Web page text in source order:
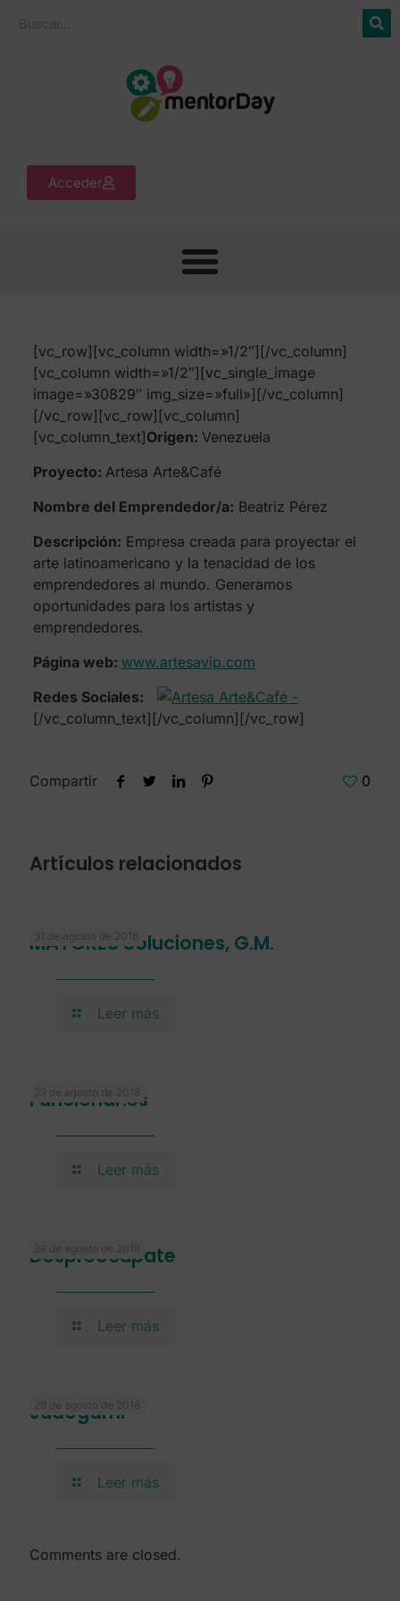
Acceder
[vc_row][vc_column width=»1/2″][/vc_column]
[vc_column width=»1/2″][vc_single_image
image=»30829″ img_size=»full»][/vc_column]
[/vc_row][vc_row][vc_column]
[vc_column_text]Origen: Venezuela
Proyecto: Artesa Arte&Café
Nombre del Emprendedor/a: Beatriz Pérez
Descripción: Empresa creada para proyectar el
arte latinoamericano y la tenacidad de los
emprendedores al mundo. Generamos
oportunidades para los artistas y
emprendedores.
Página web: www.artesavip.com
Redes Sociales:
[/vc_column_text][/vc_column][/vc_row]
Compartir 0
Artículos relacionados
31 de agosto de 2018
MAYORES Soluciones, G.M.
Leer más
29 de agosto de 2018
Funcionar.es
Leer más
28 de agosto de 2018
Despreocúpate
Leer más
28 de agosto de 2018
Judogami
Leer más
Comments are closed.